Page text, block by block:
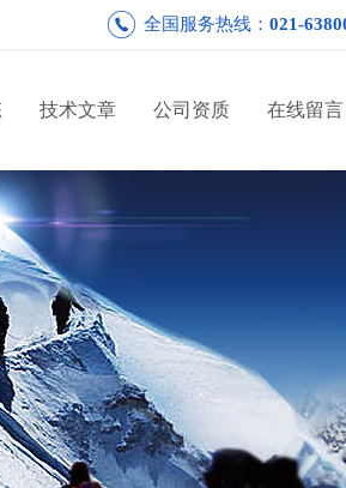
全国服务热线： 021-
技术文章 公司资质 在线留言